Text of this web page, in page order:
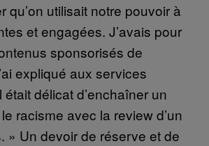
qu’on utilisait notre pouvoir à
et engagées. J’avais pour
sponsorisés de
expliqué aux services
était délicat d’enchaîner un
racisme avec la review d’un
» Un devoir de réserve et de